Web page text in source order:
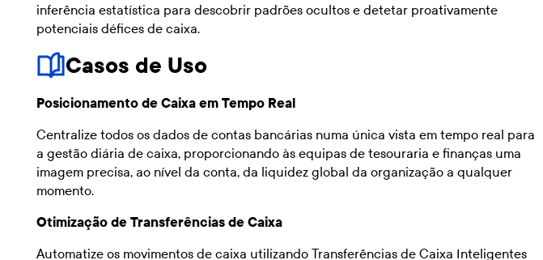
inferência estatística para descobrir padrões ocultos e detetar proativamente
potenciais défices de caixa.
Casos de Uso
Posicionamento de Caixa em Tempo Real
Centralize todos os dados de contas bancárias numa única vista em tempo real para
a gestão diária de caixa, proporcionando às equipas de tesouraria e finanças uma
imagem precisa, ao nível da conta, da liquidez global da organização a qualquer
momento.
Otimização de Transferências de Caixa
Automatize os movimentos de caixa utilizando Transferências de Caixa Inteligentes